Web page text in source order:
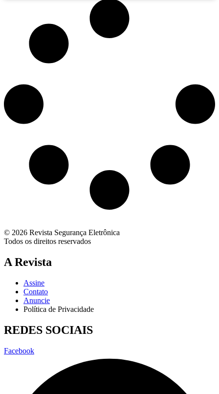
© 2026 Revista Segurança Eletrônica
Todos os direitos reservados
A Revista
Assine
Contato
Anuncie
Política de Privacidade
REDES SOCIAIS
Facebook